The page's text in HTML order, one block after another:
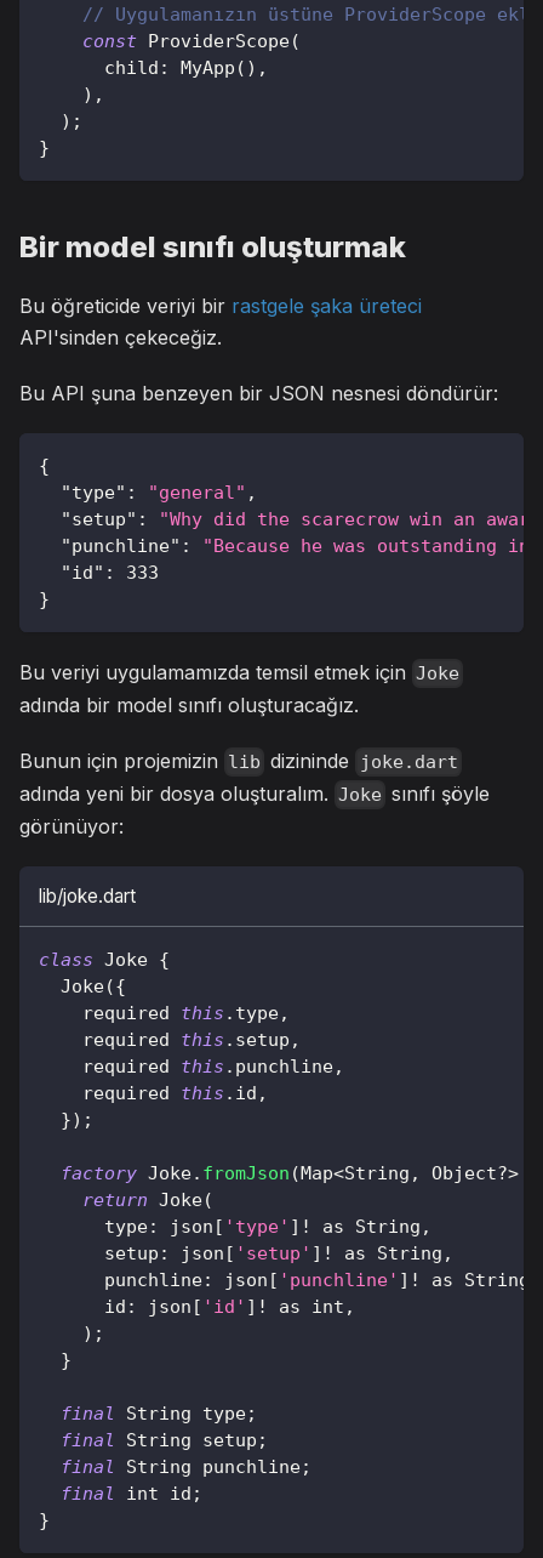
// Uygulamanızın üstüne ProviderScope
const ProviderScope(
      child
: MyApp ( ) ,
) ,
) ;
}
Bir model sınıfı oluşturmak
Bu öğreticide veriyi bir rastgele şaka üreteci
API'sinden çekeceğiz.
Bu API şuna benzeyen bir JSON nesnesi döndürür:
{
"type" : "general" ,
"setup" :
"Why did the scarecrow win an
"punchline" :
"Because he was outstanding
"id" :
333
}
Bu veriyi uygulamamızda temsil etmek için Joke
adında bir model sınıfı oluşturacağız.
Bunun için projemizin lib dizininde joke.dart
adında yeni bir dosya oluşturalım. Joke sınıfı şöyle
görünüyor:
lib/joke.dart
class Joke {
Joke({
    required
this . type,
    required
this . setup ,
    required
this . punchline,
    required
this . id ,
}) ;
factory Joke. fromJson (Map<String , Object?>
return Joke(
      type
: json [ 'type' ] ! as String ,
      setup
: json [ 'setup' ] ! as String ,
      punchline
: json [ 'punchline' ] ! as String
      id
: json [ 'id' ] ! as int ,
) ;
}
final String type;
final
String setup ;
final
String punchline;
final
int id ;
}